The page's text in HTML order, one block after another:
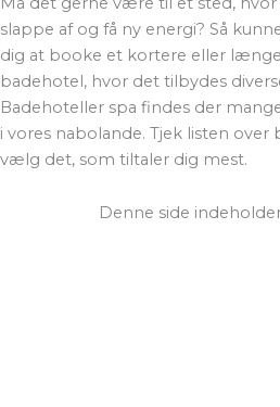
slappe af og få ny energi? Så
dig at booke et kortere eller
badehotel, hvor det tilbydes
Badehoteller spa findes der
i vores nabolande. Tjek listen
vælg det, som tiltaler dig mest.
Denne side